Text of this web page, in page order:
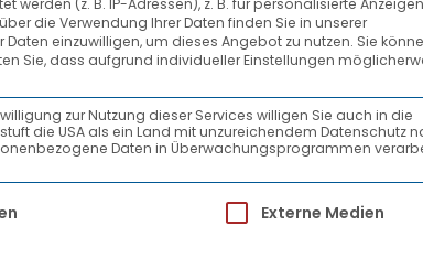
AKTUELLES
werden (z. B. IP-Adressen), z. B. für personalisierte
die Verwendung Ihrer Daten finden Sie in unserer
einzuwilligen, um dieses Angebot zu nutzen. Sie
Sie, dass aufgrund individueller Einstellungen
zur Nutzung dieser Services willigen Sie auch in die
die USA als ein Land mit unzureichendem Datenschutz
Daten in Überwachungsprogrammen
Einwilligung erteilt werden
Externe Medien